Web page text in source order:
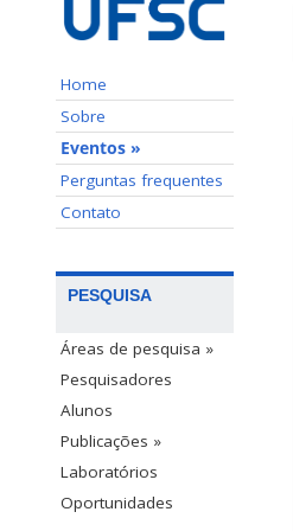
Home
Sobre
Eventos »
Perguntas frequentes
Contato
PESQUISA
Áreas de pesquisa »
Pesquisadores
Alunos
Publicações »
Laboratórios
Oportunidades